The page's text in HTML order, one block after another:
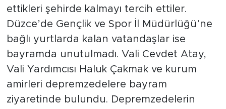
ettikleri şehirde kalmayı tercih ettiler.
Düzce’de Gençlik ve Spor İl Müdürlüğü’ne
bağlı yurtlarda kalan vatandaşlar ise
bayramda unutulmadı. Vali Cevdet Atay,
Vali Yardımcısı Haluk Çakmak ve kurum
amirleri depremzedelere bayram
ziyaretinde bulundu. Depremzedelerin